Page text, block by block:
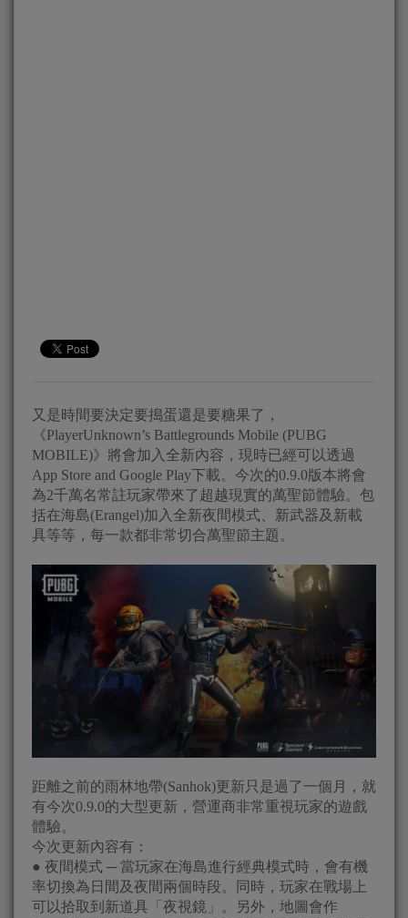
又是時間要決定要搗蛋還是要糖果了，
《PlayerUnknown’s Battlegrounds Mobile (PUBG
MOBILE)》將會加入全新內容，現時已經可以透過
App Store and Google Play下載。今次的0.9.0版本將會
為2千萬名常註玩家帶來了超越現實的萬聖節體驗。包
括在海島(Erangel)加入全新夜間模式、新武器及新載
具等等，每一款都非常切合萬聖節主題。
距離之前的雨林地帶(Sanhok)更新只是過了一個月，就
有今次0.9.0的大型更新，營運商非常重視玩家的遊戲
體驗。
今次更新內容有：
● 夜間模式 ─ 當玩家在海島進行經典模式時，會有機
率切換為日間及夜間兩個時段。同時，玩家在戰場上
可以拾取到新道具「夜視鏡」。另外，地圖會作